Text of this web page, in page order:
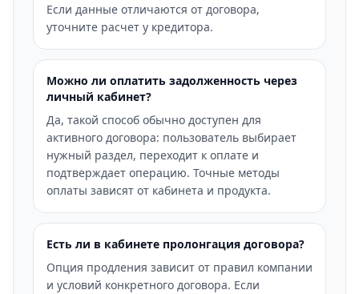
Если данные отличаются от договора,
уточните расчет у кредитора.
Можно ли оплатить задолженность через
личный кабинет?
Да, такой способ обычно доступен для
активного договора: пользователь выбирает
нужный раздел, переходит к оплате и
подтверждает операцию. Точные методы
оплаты зависят от кабинета и продукта.
Есть ли в кабинете пролонгация договора?
Опция продления зависит от правил компании
и условий конкретного договора. Если